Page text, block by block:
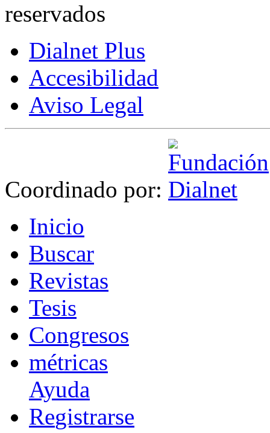
reservados
Dialnet Plus
Accesibilidad
Aviso Legal
Coordinado por:
Inicio
Buscar
Revistas
Tesis
Congresos
métricas
Ayuda
Registrarse